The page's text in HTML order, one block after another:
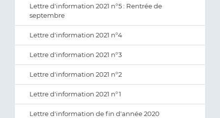
Lettre d'information 2021 n°5 : Rentrée de
septembre
Lettre d'information 2021 n°4
Lettre d'information 2021 n°3
Lettre d'information 2021 n°2
Lettre d'information 2021 n°1
Lettre d'information de fin d'année 2020